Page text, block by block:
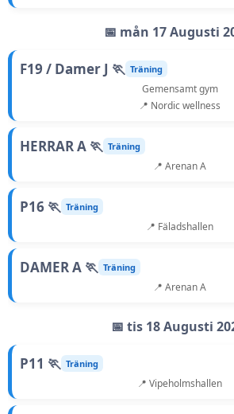
📅 mån 17 Augusti
F19 / Damer J 🏃 Träning
Gemensamt gym
📍 Nordic wellness
HERRAR A 🏃 Träning
📍 Arenan A
P16 🏃 Träning
📍 Fäladshallen
DAMER A 🏃 Träning
📍 Arenan A
📅 tis 18 Augusti
P11 🏃 Träning
📍 Vipeholmshallen